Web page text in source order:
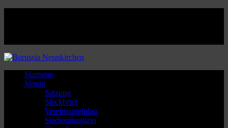
Startseite
Verein
Satzung
Steckbrief
Vereinsspielplan
Stadionmagazin